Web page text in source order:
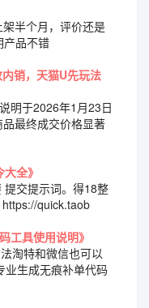
半个月，评价还是
产品不错
销，天猫U先玩法
明于2026年1月23日
最终成交价格显著
全》
提交提示词。得18整
quick.taob
工具使用说明》
淘特和微信也可以
业生成无痕补单代码